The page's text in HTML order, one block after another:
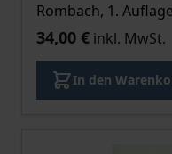
Rombach, 1.
34,00 € inkl. MwSt.
In den